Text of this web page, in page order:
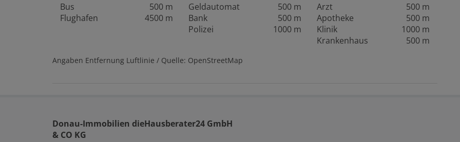
Bus
500 m
Flughafen
4500 m
Geldautomat
500 m
Bank
500 m
Polizei
1000 m
Arzt
500 m
Apotheke
500 m
Klinik
1000 m
Krankenhaus
500 m
Angaben Entfernung Luftlinie / Quelle: OpenStreetMap
Donau-Immobilien dieHausberater24 GmbH
& CO KG